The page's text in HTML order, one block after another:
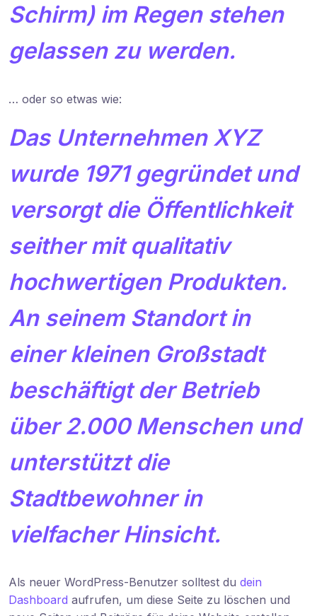
Schirm) im Regen stehen
gelassen zu werden.
… oder so etwas wie:
Das Unternehmen XYZ
wurde 1971 gegründet und
versorgt die Öffentlichkeit
seither mit qualitativ
hochwertigen Produkten.
An seinem Standort in
einer kleinen Großstadt
beschäftigt der Betrieb
über 2.000 Menschen und
unterstützt die
Stadtbewohner in
vielfacher Hinsicht.
Als neuer WordPress-Benutzer solltest du dein
Dashboard aufrufen, um diese Seite zu löschen und